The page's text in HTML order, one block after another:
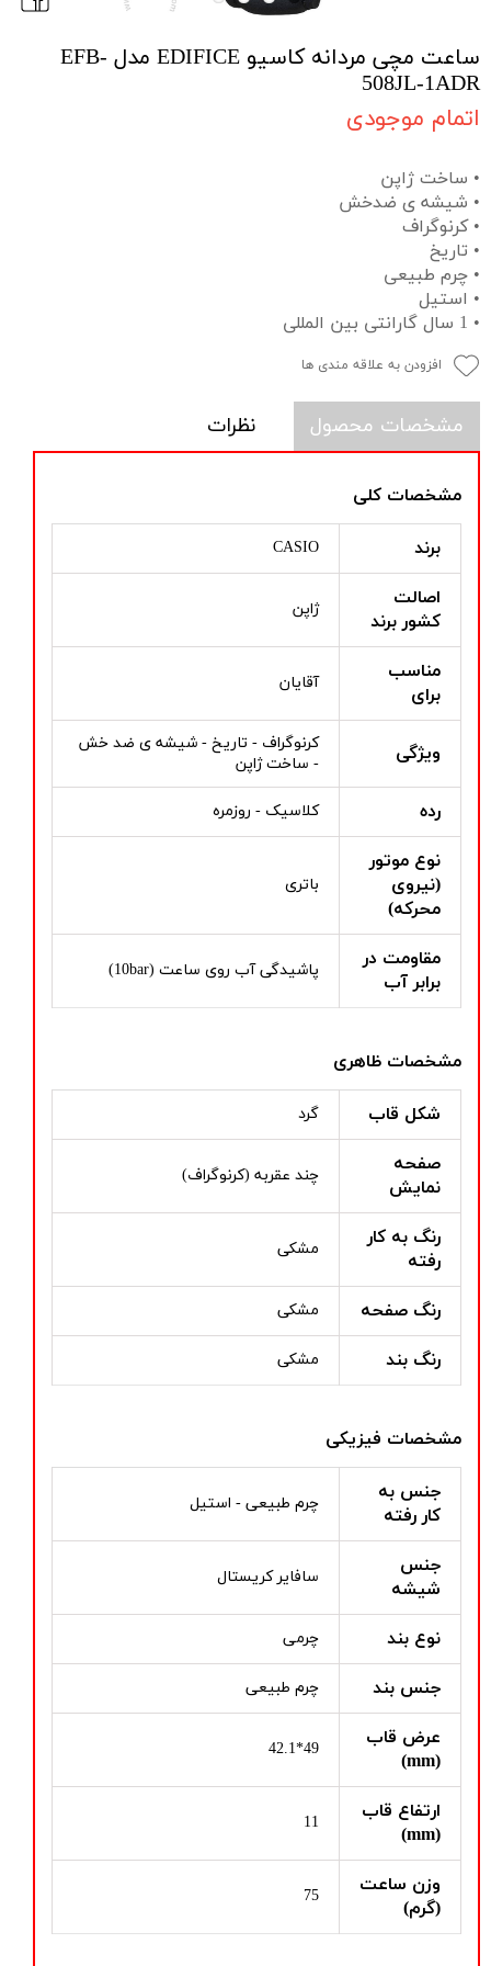
ساعت مچی مردانه کاسیو EDIFICE مدل EFB-
508JL-1ADR
اتمام موجودی
• ساخت ژاپن
• شیشه ی ضدخش
• کرنوگراف
• تاریخ
• چرم طبیعی
• استیل
• 1 سال گارانتی بین المللی
افزودن به علاقه مندی ها
مشخصات محصول نظرات
مشخصات کلی
برند CASIO
اصالت
کشور برند
ژاپن
مناسب
برای
آقایان
ویژگی
کرنوگراف - تاریخ - شیشه ی ضد خش
- ساخت ژاپن
رده کلاسیک - روزمره
نوع موتور
(نیروی
محرکه)
باتری
مقاومت در
برابر آب
پاشیدگی آب روی ساعت (10bar)
مشخصات ظاهری
شکل قاب گرد
صفحه
نمایش
چند عقربه (کرنوگراف)
رنگ به کار
رفته
مشکی
رنگ صفحه مشکی
رنگ بند مشکی
مشخصات فیزیکی
جنس به
کار رفته
چرم طبیعی - استیل
جنس
شیشه
سافایر کریستال
نوع بند چرمی
جنس بند چرم طبیعی
عرض قاب
(mm)
49*42.1
ارتفاع قاب
(mm)
11
وزن ساعت
(گرم)
75